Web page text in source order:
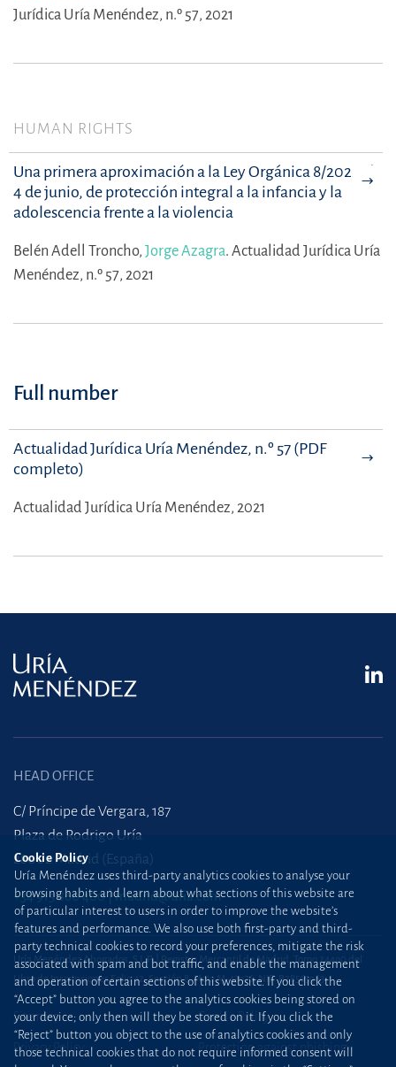
Jurídica Uría Menéndez, n.º 57, 2021
HUMAN RIGHTS
Una primera aproximación a la Ley Orgánica 8/2021, de
4 de junio, de protección integral a la infancia y la
adolescencia frente a la violencia
Belén Adell Troncho, Jorge Azagra. Actualidad Jurídica Uría
Menéndez, n.º 57, 2021
Full number
Actualidad Jurídica Uría Menéndez, n.º 57 (PDF
completo)
Actualidad Jurídica Uría Menéndez, 2021
HEAD OFFICE
C/ Príncipe de Vergara, 187
Plaza de Rodrigo Uría
28002 Madrid (España)
+34 915 860 400 madrid@uria.com
Uría Menéndez Abogados, S.L.P. | Registro Mercantil de Madrid, Tomo 24490 del
Libro de Inscripciones Folio 42, Sección 8, Hoja M-43976. NIF: B28563963
Site map Cookie Policy
Privacy Policy Protection against phishing
Cookie Policy
Uría Menéndez uses third-party analytics cookies to analyse your
browsing habits and learn about what sections of this website are
of particular interest to users in order to improve the website’s
features and performance. We also use both first-party and third-
party technical cookies to record your preferences, mitigate the risk
associated with spam and bot traffic, and enable the management
and operation of certain sections of this website. If you click the
“Accept” button you agree to the analytics cookies being stored on
your device; only then will they be stored on it. If you click the
“Reject” button you object to the use of analytics cookies and only
those technical cookies that do not require informed consent will